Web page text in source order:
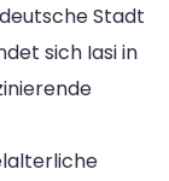
Stadt
sich Iasi in